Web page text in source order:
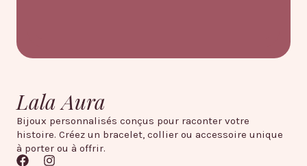
Lala Aura
Bijoux personnalisés conçus pour raconter votre
histoire. Créez un bracelet, collier ou accessoire unique
à porter ou à offrir.